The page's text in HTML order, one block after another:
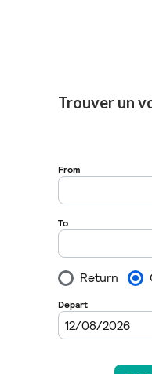
Trouver un